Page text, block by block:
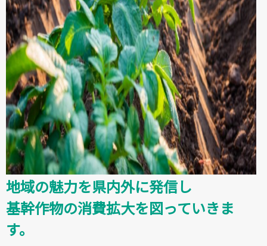
地域の魅力を県内外に発信し
基幹作物の消費拡大を図っていきま
す。